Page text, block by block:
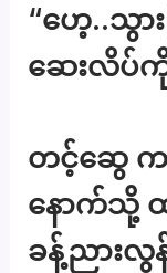
“ဟေ့..သွ
ဆေးလိပ်ကို
တင့်ဆွေ က
နောက်သို့
ခန့်ညားလွ